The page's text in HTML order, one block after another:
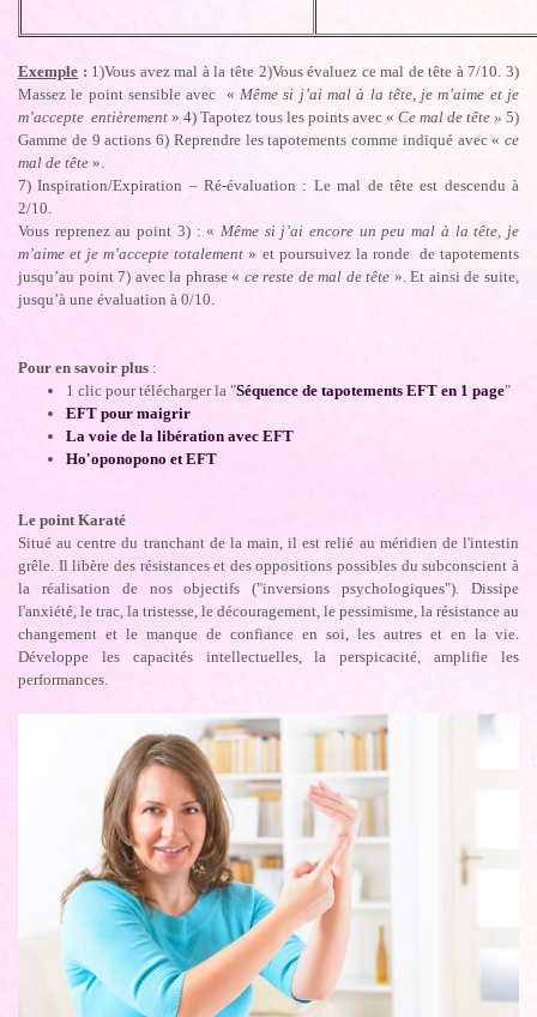
Exemple : 1)Vous avez mal à la tête 2)Vous évaluez ce mal de tête à 7/10. 3)
Massez le point sensible avec « Même si j’ai mal à la tête, je m’aime et je
m’accepte entièrement » 4) Tapotez tous les points avec « Ce mal de tête » 5)
Gamme de 9 actions 6) Reprendre les tapotements comme indiqué avec « ce
mal de tête ».
7) Inspiration/Expiration – Ré-évaluation : Le mal de tête est descendu à
2/10.
Vous reprenez au point 3) : « Même si j’ai encore un peu mal à la tête, je
m’aime et je m’accepte totalement » et poursuivez la ronde de tapotements
jusqu’au point 7) avec la phrase « ce reste de mal de tête ». Et ainsi de suite,
jusqu’à une évaluation à 0/10.
Pour en savoir plus :
1 clic pour télécharger la "Séquence de tapotements EFT en 1 page"
EFT pour maigrir
La voie de la libération avec EFT
Ho'oponopono et EFT
Le point Karaté
Situé au centre du tranchant de la main, il est relié au méridien de l'intestin
grêle. Il libère des résistances et des oppositions possibles du subconscient à
la réalisation de nos objectifs ("inversions psychologiques"). Dissipe
l'anxiété, le trac, la tristesse, le découragement, le pessimisme, la résistance au
changement et le manque de confiance en soi, les autres et en la vie.
Développe les capacités intellectuelles, la perspicacité, amplifie les
performances.